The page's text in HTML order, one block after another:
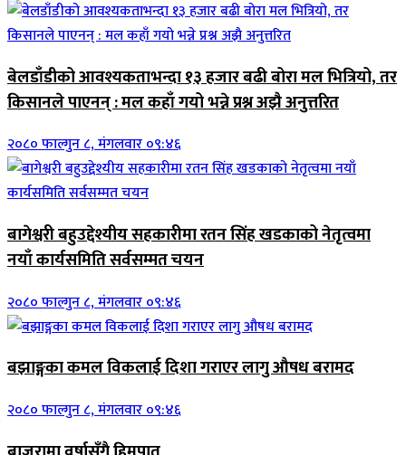
बेलडाँडीको आवश्यकताभन्दा १३ हजार बढी बोरा मल भित्रियो, तर
किसानले पाएनन् : मल कहाँ गयो भन्ने प्रश्न अझै अनुत्तरित
२०८० फाल्गुन ८, मंगलवार ०९:४६
बागेश्वरी बहुउद्देश्यीय सहकारीमा रतन सिंह खडकाको नेतृत्वमा
नयाँ कार्यसमिति सर्वसम्मत चयन
२०८० फाल्गुन ८, मंगलवार ०९:४६
बझाङ्गका कमल विकलाई दिशा गराएर लागु औषध बरामद
२०८० फाल्गुन ८, मंगलवार ०९:४६